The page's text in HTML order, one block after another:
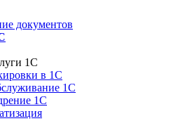
документов
1С
в 1С
1С
1С